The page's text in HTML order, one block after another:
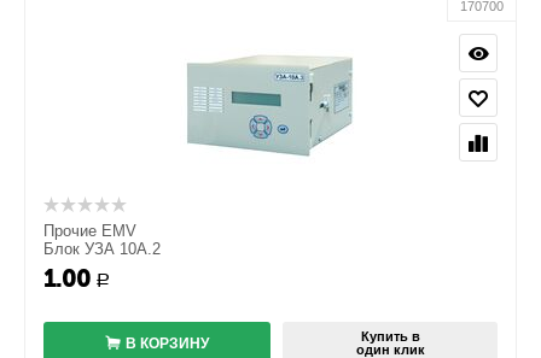
170700
Прочие EMV
Блок УЗА 10А.2
1.00 Р
В КОРЗИНУ
Купить в
один клик